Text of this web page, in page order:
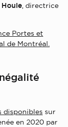
Houle, directrice
Portes et
de Montréal.
disponibles sur
en 2020 par